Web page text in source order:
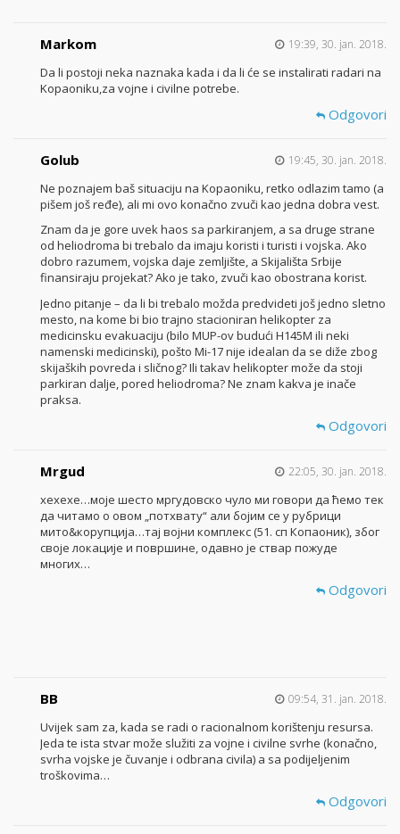
Markom 19:39, 30. jan. 2018.
Da li postoji neka naznaka kada i da li će se instalirati radari na
Kopaoniku,za vojne i civilne potrebe.
Odgovori
Golub 19:45, 30. jan. 2018.
Ne poznajem baš situaciju na Kopaoniku, retko odlazim tamo (a
pišem još ređe), ali mi ovo konačno zvuči kao jedna dobra vest.
Znam da je gore uvek haos sa parkiranjem, a sa druge strane
od heliodroma bi trebalo da imaju koristi i turisti i vojska. Ako
dobro razumem, vojska daje zemljište, a Skijališta Srbije
finansiraju projekat? Ako je tako, zvuči kao obostrana korist.
Jedno pitanje – da li bi trebalo možda predvideti još jedno sletno
mesto, na kome bi bio trajno stacioniran helikopter za
medicinsku evakuaciju (bilo MUP-ov budući H145M ili neki
namenski medicinski), pošto Mi-17 nije idealan da se diže zbog
skijaških povreda i sličnog? Ili takav helikopter može da stoji
parkiran dalje, pored heliodroma? Ne znam kakva je inače
praksa.
Odgovori
Mrgud 22:05, 30. jan. 2018.
хехехе…моје шесто мргудовско чуло ми говори да ћемо тек
да читамо о овом „потхвату“ али бојим се у рубрици
мито&корупција…тај војни комплекс (51. сп Копаоник), због
своје локације и површине, одавно је ствар пожуде
многих…
Odgovori
BB 09:54, 31. jan. 2018.
Uvijek sam za, kada se radi o racionalnom korištenju resursa.
Jeda te ista stvar može služiti za vojne i civilne svrhe (konačno,
svrha vojske je čuvanje i odbrana civila) a sa podijeljenim
troškovima…
Odgovori